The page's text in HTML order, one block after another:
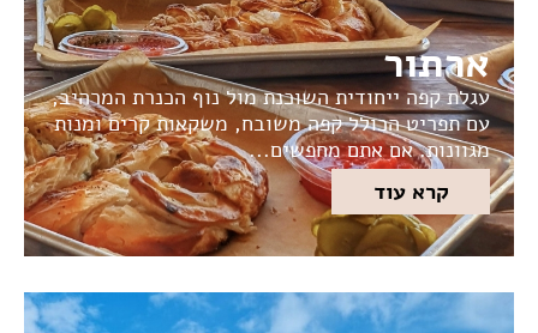
ארתור
עגלת קפה ייחודית השוכנת מול נוף הכנרת המרהיב,
עם תפריט הכולל קפה משובח, משקאות קרים ומנות
מגוונות. אם אתם מחפשים...
קרא עוד